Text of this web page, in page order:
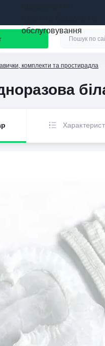
обслуговування
комплекти та простирадла